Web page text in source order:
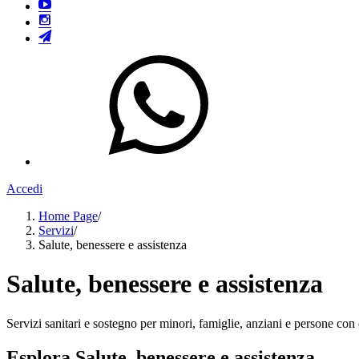
Accedi
Home Page/
Servizi/
Salute, benessere e assistenza
Salute, benessere e assistenza
Servizi sanitari e sostegno per minori, famiglie, anziani e persone con